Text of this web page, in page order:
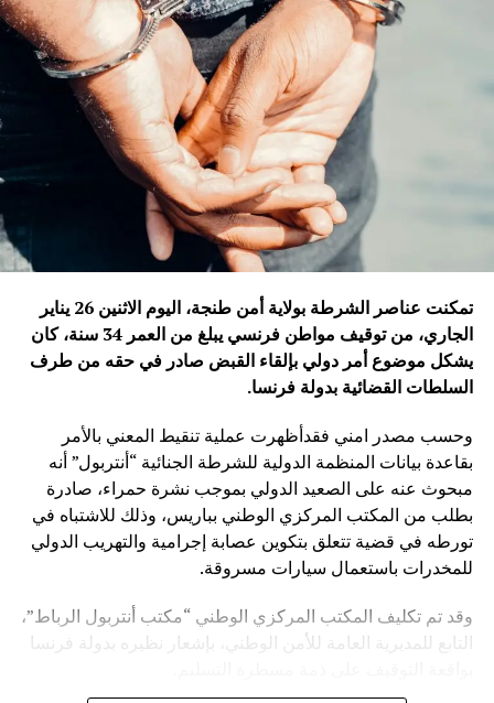
تمكنت عناصر الشرطة بولاية أمن طنجة، اليوم الاثنين 26 يناير
الجاري، من توقيف مواطن فرنسي يبلغ من العمر 34 سنة، كان
يشكل موضوع أمر دولي بإلقاء القبض صادر في حقه من طرف
السلطات القضائية بدولة فرنسا.
وحسب مصدر امني فقدأظهرت عملية تنقيط المعني بالأمر
بقاعدة بيانات المنظمة الدولية للشرطة الجنائية “أنتربول” أنه
مبحوث عنه على الصعيد الدولي بموجب نشرة حمراء، صادرة
بطلب من المكتب المركزي الوطني بباريس، وذلك للاشتباه في
تورطه في قضية تتعلق بتكوين عصابة إجرامية والتهريب الدولي
للمخدرات باستعمال سيارات مسروقة.
وقد تم تكليف المكتب المركزي الوطني “مكتب أنتربول الرباط”،
التابع للمديرية العامة للأمن الوطني، بإشعار نظيره بدولة فرنسا